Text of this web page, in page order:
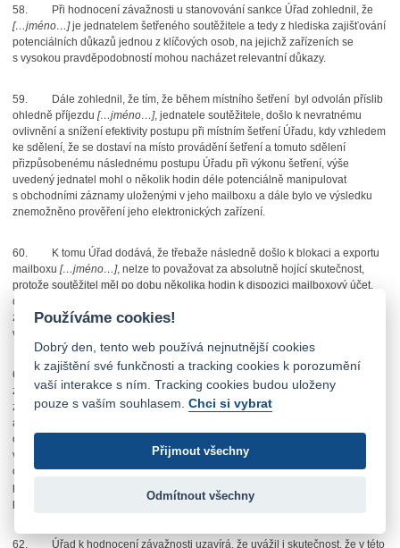
58.
Při hodnocení závažnosti u stanovování sankce Úřad zohlednil, že
[…jméno…]je jednatelem šetřeného soutěžitele a tedy z hlediska zajišťování
potenciálních důkazů jednou z klíčových osob, na jejichž zařízeních se
s vysokou pravděpodobností mohou nacházet relevantní důkazy.
59.
Dále zohlednil, že tím, že během místního šetření byl odvolán příslib
ohledně příjezdu […jméno…], jednatele soutěžitele, došlo k nevratnému
ovlivnění a snížení efektivity postupu při místním šetření Úřadu, kdy vzhledem
ke sdělení, že se dostaví na místo provádění šetření a tomuto sdělení
přizpůsobenému následnému postupu Úřadu při výkonu šetření, výše
uvedený jednatel mohl o několik hodin déle potenciálně manipulovat
s obchodními záznamy uloženými v jeho mailboxu a dále bylo ve výsledku
znemožněno prověření jeho elektronických zařízení.
60.
K tomu Úřad dodává, že třebaže následně došlo k blokaci a exportu
mailboxu […jméno…], nelze to považovat za absolutně hojící skutečnost,
protože soutěžitel měl po dobu několika hodin k dispozici mailboxový účet,
do kterého mohl efektivně zasahovat bez vědomí Úřadu. Následné
zpřístupnění mailboxu přesto Úřad hodnotí jako okolnost snižující závažnost
ve vztahu k výši ukládané sankce.
61.
Při svých úvahách o závažnosti posuzovaného jednání tak Úřad
zohlednil výše uvedené skutečnosti, a to tak, že ač nedošlo k úplnému
zmaření provedení šetření na místě, na druhé straně nebylo umožněno včas
a úplně prověřit zařízení používaná za soutěžitele jeho klíčovým jednatelem,
což bylo Úřadu soutěžitelem přislíbeno a Úřad tomu přizpůsobil průběh
výkonu šetření na místě v jeho obchodních prostorách. V této souvislosti lze
odkázat na dřívější rozhodovací praxi Úřadu, kdy za závažnější porušení
povinnosti poskytnout součinnost Úřad považoval úplné znepřístupnění
počítače jediného jednatele šetřeného soutěžitele.
62. Úřad k hodnocení závažnosti uzavírá, že uvážil i skutečnost, že v této
Používáme cookies!
Dobrý den, tento web používá nejnutnější cookies
k zajištění své funkčnosti a tracking cookies k porozumění
vaší interakce s ním. Tracking cookies budou uloženy
pouze s vaším souhlasem.Chci si vybrat
Přijmout všechny
Odmítnout všechny